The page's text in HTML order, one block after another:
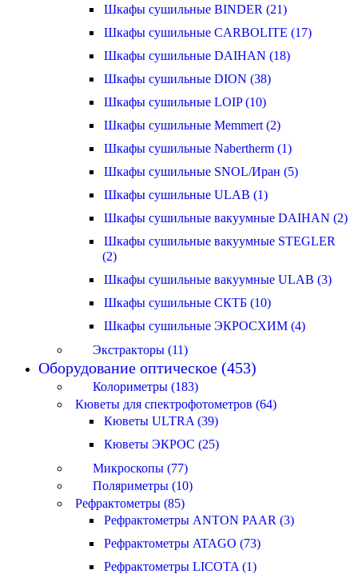
Шкафы сушильные BINDER (21)
Шкафы сушильные CARBOLITE (17)
Шкафы сушильные DAIHAN (18)
Шкафы сушильные DION (38)
Шкафы сушильные LOIP (10)
Шкафы сушильные Memmert (2)
Шкафы сушильные Nabertherm (1)
Шкафы сушильные SNOL/Иран (5)
Шкафы сушильные ULAB (1)
Шкафы сушильные вакуумные DAIHAN (2)
Шкафы сушильные вакуумные STEGLER
(2)
Шкафы сушильные вакуумные ULAB (3)
Шкафы сушильные СКТБ (10)
Шкафы сушильные ЭКРОСХИМ (4)
Экстракторы (11)
Оборудование оптическое (453)
Колориметры (183)
Кюветы для спектрофотометров (64)
Кюветы ULTRA (39)
Кюветы ЭКРОС (25)
Микроскопы (77)
Поляриметры (10)
Рефрактометры (85)
Рефрактометры ANTON PAAR (3)
Рефрактометры ATAGO (73)
Рефрактометры LICOTA (1)